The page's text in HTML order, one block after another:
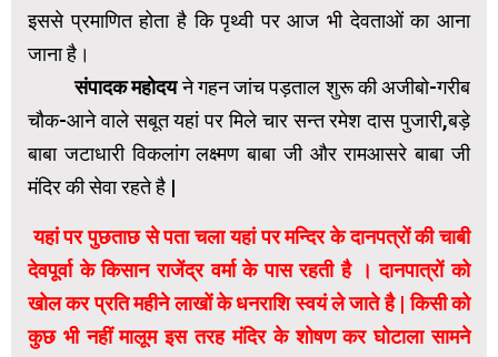
‌इससे प्रमाणित होता है कि पृथ्वी पर आज भी देवताओं का आना
जाना है।
‌संपादक महोदयने गहन जांच पड़ताल शुरू की अजीबो-गरीब
चौक-आने वाले सबूत यहां पर मिले चार सन्त रमेश दास पुजारी,बड़े
बाबा जटाधारी विकलांग लक्ष्मण बाबा जी और रामआसरे बाबा जी
मंदिर की सेवा रहते है |
यहां पर पुछताछ से पता चला यहां पर मन्दिर के दानपत्रों की चाबी
देवपूर्वा के किसान राजेंद्र वर्मा के पास रहती है । दानपात्रों को
खोल कर प्रति महीने लाखों के धनराशि स्वयं ले जाते है | किसी को
कुछ भी नहीं मालूम इस तरह मंदिर के शोषण कर घोटाला सामने